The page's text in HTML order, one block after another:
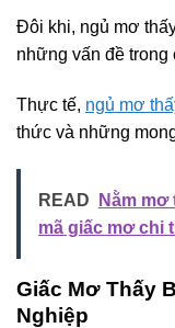
Đôi khi, ngủ mơ
những vấn đề trong
Thực tế, ngủ mơ
thức và những
READ
Nằm
mã giấc mơ chi
Giấc Mơ Thấy
Nghiệp